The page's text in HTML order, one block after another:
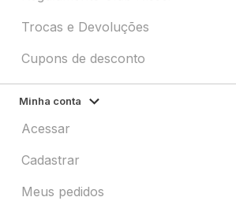
Trocas e Devoluções
Cupons de desconto
Minha conta
Acessar
Cadastrar
Meus pedidos